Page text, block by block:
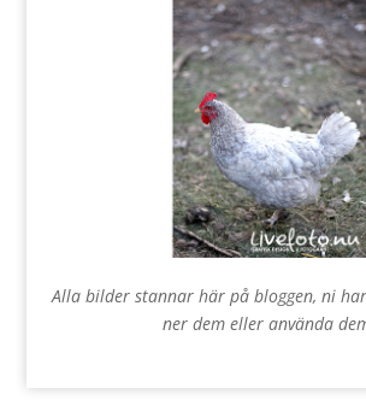
Alla bilder stannar här på bloggen, ni
ner dem eller använda